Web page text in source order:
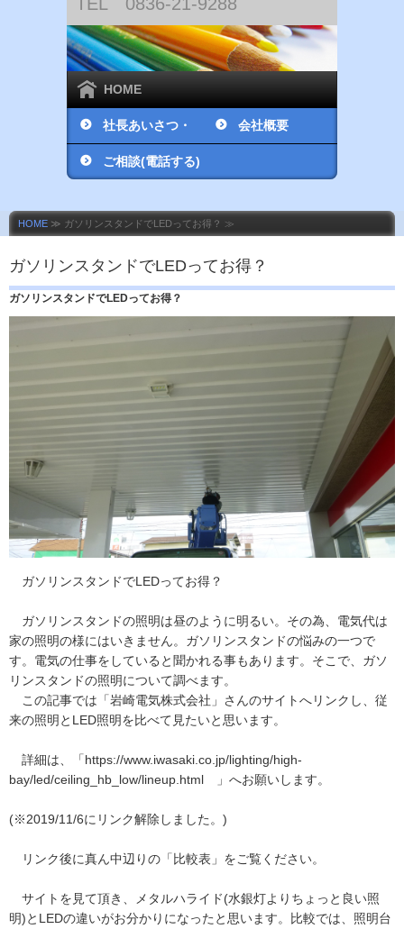
HOME
社長あいさつ・
社員紹介
会社概要
ご相談(電話する)
HOME ≫ ガソリンスタンドでLEDってお得？ ≫
ガソリンスタンドでLEDってお得？
ガソリンスタンドでLEDってお得？
ガソリンスタンドでLEDってお得？
ガソリンスタンドの照明は昼のように明るい。その為、電気代は
家の照明の様にはいきません。ガソリンスタンドの悩みの一つで
す。電気の仕事をしていると聞かれる事もあります。そこで、ガソ
リンスタンドの照明について調べます。
この記事では「岩崎電気株式会社」さんのサイトへリンクし、従
来の照明とLED照明を比べて見たいと思います。
詳細は、「https://www.iwasaki.co.jp/lighting/high-
bay/led/ceiling_hb_low/lineup.html 」へお願いします。
(※2019/11/6にリンク解除しました。)
リンク後に真ん中辺りの「比較表」をご覧ください。
サイトを見て頂き、メタルハライド(水銀灯よりちょっと良い照
明)とLEDの違いがお分かりになったと思います。比較では、照明台